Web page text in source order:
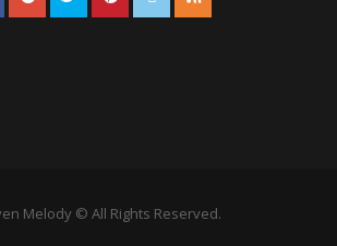
Melody © All Rights Reserved.